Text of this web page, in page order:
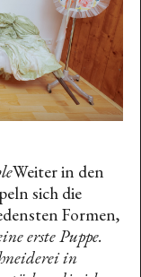
Weiter in den
sich die
Formen,
erste Puppe.
in